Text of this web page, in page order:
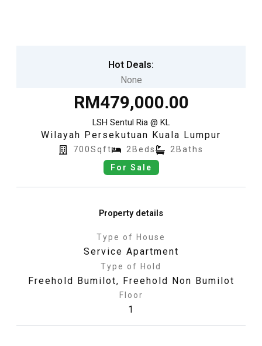
Hot Deals:
None
RM479,000.00
LSH Sentul Ria @ KL
Wilayah Persekutuan Kuala Lumpur
700Sqft 2Beds
2Baths
For Sale
Property details
Type of House
Service Apartment
Type of Hold
Freehold Bumilot, Freehold Non Bumilot
Floor
1